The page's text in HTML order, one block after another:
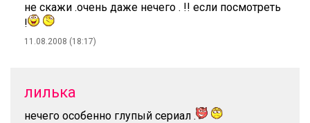
не скажи .очень даже нечего . !! если посмотреть
!
11.08.2008 (18:17)
лилька
нечего особенно глупый сериал .